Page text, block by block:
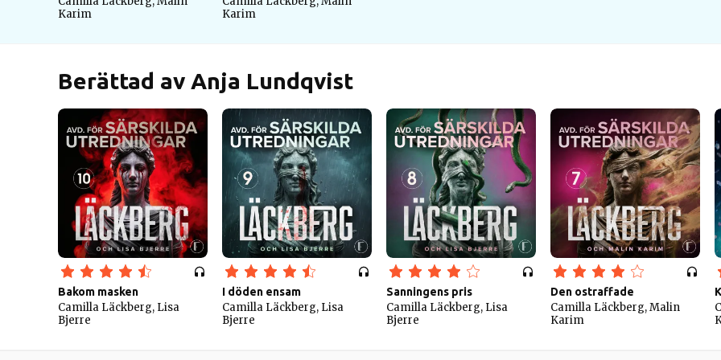
Karim
Karim
Berättad av Anja Lundqvist
Bakom masken
Camilla Läckberg, Lisa
Bjerre
I döden ensam
Camilla Läckberg, Lisa
Bjerre
Sanningens pris
Camilla Läckberg, Lisa
Bjerre
Den ostraffade
Camilla Läckberg, Malin
Karim